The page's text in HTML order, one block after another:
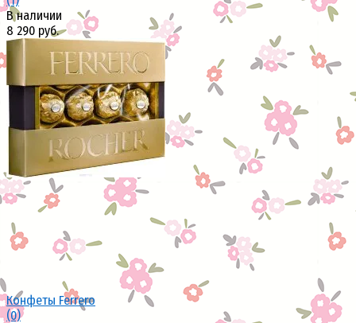
избранное сравнить
В наличии
8 290 руб.
Конфеты Ferrero
(0)